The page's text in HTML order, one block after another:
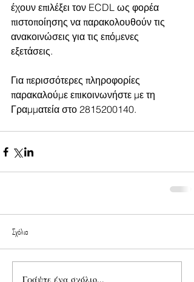
έχουν επιλέξει τον ECDL ως φορέα
πιστοποίησης να παρακολουθούν τις
ανακοινώσεις για τις επόμενες
εξετάσεις.
Για περισσότερες πληροφορίες
παρακαλούμε επικοινωνήστε με τη
Γραμματεία στο 2815200140.
Σχόλια
Γράψτε ένα σχόλιο...